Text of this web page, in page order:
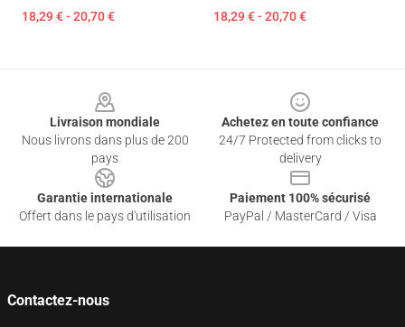
18,29 € - 20,70 € 18,29 € - 20,70 €
Livraison mondiale
Nous livrons dans plus de 200
pays
Achetez en toute confiance
24/7 Protected from clicks to
delivery
Garantie internationale
Offert dans le pays d'utilisation
Paiement 100% sécurisé
PayPal / MasterCard / Visa
Contactez-nous